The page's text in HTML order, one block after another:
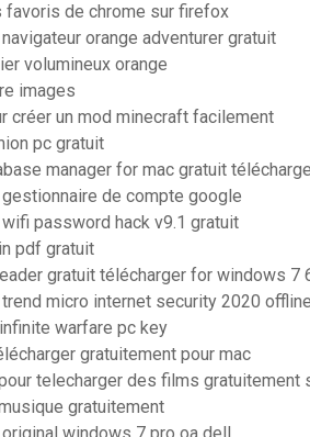
favoris de chrome sur firefox
orange adventurer gratuit
volumineux orange
images
créer un mod minecraft facilement
pc gratuit
manager for mac gratuit
de compte google
password hack v9.1 gratuit
pdf gratuit
gratuit télécharger for windows 7
micro internet security 2020
warfare pc key
gratuitement pour mac
telecharger des films gratuitement
gratuitement